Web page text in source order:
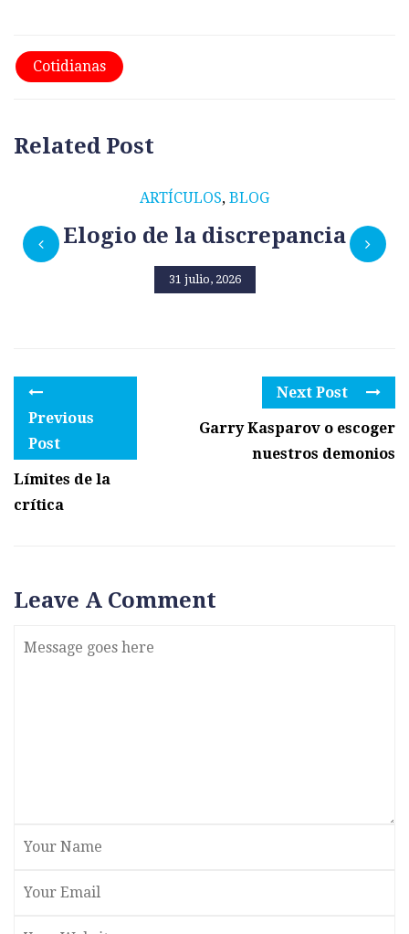
Cotidianas
Related Post
ARTÍCULOS, BLOG
Elogio de la discrepancia
31 julio, 2026
Previous
Post
Límites de la
crítica
Next Post
Garry Kasparov o escoger
nuestros demonios
Leave A Comment